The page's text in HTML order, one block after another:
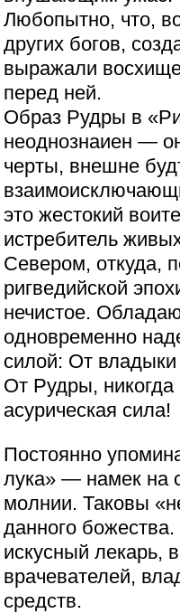
Любопытно, что,
других богов,
выражали
перед ней.
Образ Рудры в
неоднознаиен —
черты, внешне
это жестокий
истребитель
Севером, откуда,
ригведийской
нечистое.
одновременно
силой: От владыки
От Рудры, никогда
асурическая сила!
Постоянно
лука» — намек на
молнии. Таковы
данного
искусный лекарь,
врачевателей,
средств.